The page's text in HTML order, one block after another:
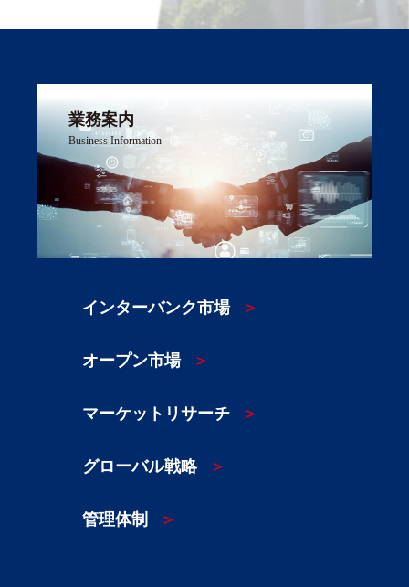
業務案内
Business Information
インターバンク市場
オープン市場
マーケットリサーチ
グローバル戦略
管理体制